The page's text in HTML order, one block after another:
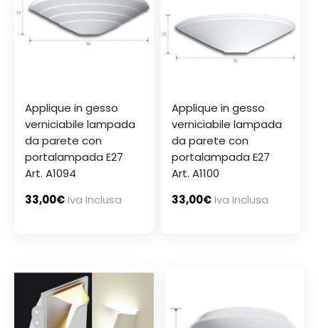
Applique in gesso
verniciabile lampada
da parete con
portalampada E27
Art. A1094
33,00€Iva Inclusa
Applique in gesso
verniciabile lampada
da parete con
portalampada E27
Art. A1100
33,00€Iva Inclusa